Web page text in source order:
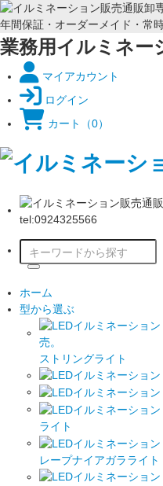
業務用イルミネー
マイアカウント
ログイン
カート
（0）
ホーム
型から選ぶ
ストリングライト
ライト
レープナイアガラライト